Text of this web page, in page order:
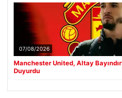
07/08/2026
Manchester United, Altay
Duyurdu